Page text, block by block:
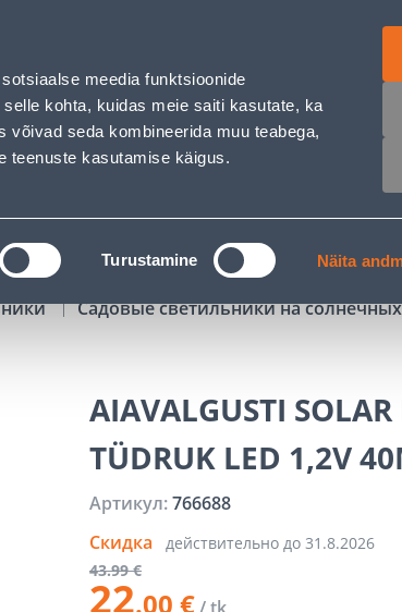
meedia funktsioonide
kohta, kuidas meie saiti kasutate, ka
seda kombineerida muu teabega,
teenuste kasutamise käigus.
Turustamine Näita
Услуги Предложения о работе
РАССРОЧКА
Садовые светильники на
AIAVALGUSTI SOLAR
TÜDRUK LED 1,2V
Артикул:766688
Скидка
действительно до 31.8.2026
43.99 €
22.00 €